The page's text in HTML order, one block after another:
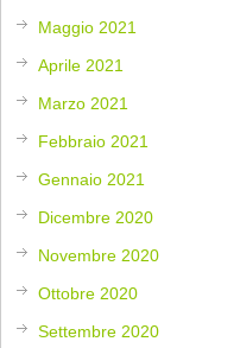
Maggio 2021
Aprile 2021
Marzo 2021
Febbraio 2021
Gennaio 2021
Dicembre 2020
Novembre 2020
Ottobre 2020
Settembre 2020